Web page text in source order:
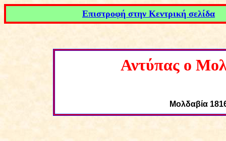
Επιστροφή στην Κεντρική σελίδα
Αντύπας ο
Μολδαβία 181